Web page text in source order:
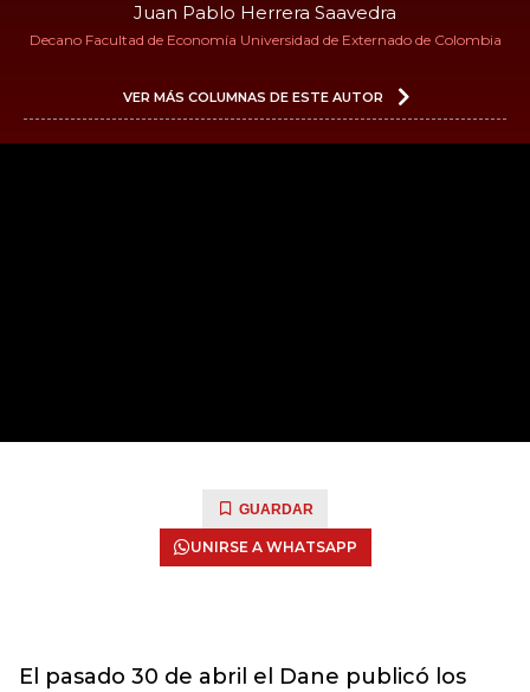
Juan Pablo Herrera Saavedra
Decano Facultad de Economía Universidad de Externado de Colombia
VER MÁS COLUMNAS DE ESTE AUTOR
GUARDAR
UNIRSE A WHATSAPP
El pasado 30 de abril el Dane publicó los